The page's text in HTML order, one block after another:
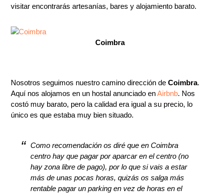
visitar encontrarás artesanías, bares y alojamiento barato.
Coimbra
Nosotros seguimos nuestro camino dirección deCoimbra.
Aquí nos alojamos en un hostal anunciado enAirbnb. Nos
costó muy barato, pero la calidad era igual a su precio, lo
único es que estaba muy bien situado.
Como recomendación os diré que en Coimbra
centro hay que pagar por aparcar en el centro (no
hay zona libre de pago), por lo que si vais a estar
más de unas pocas horas, quizás os salga más
rentable pagar un parking en vez de horas en el